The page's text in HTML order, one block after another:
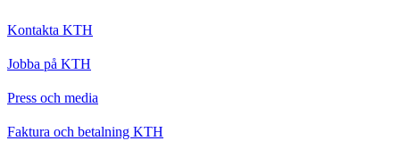
Kontakta KTH
Jobba på KTH
Press och media
Faktura och betalning KTH